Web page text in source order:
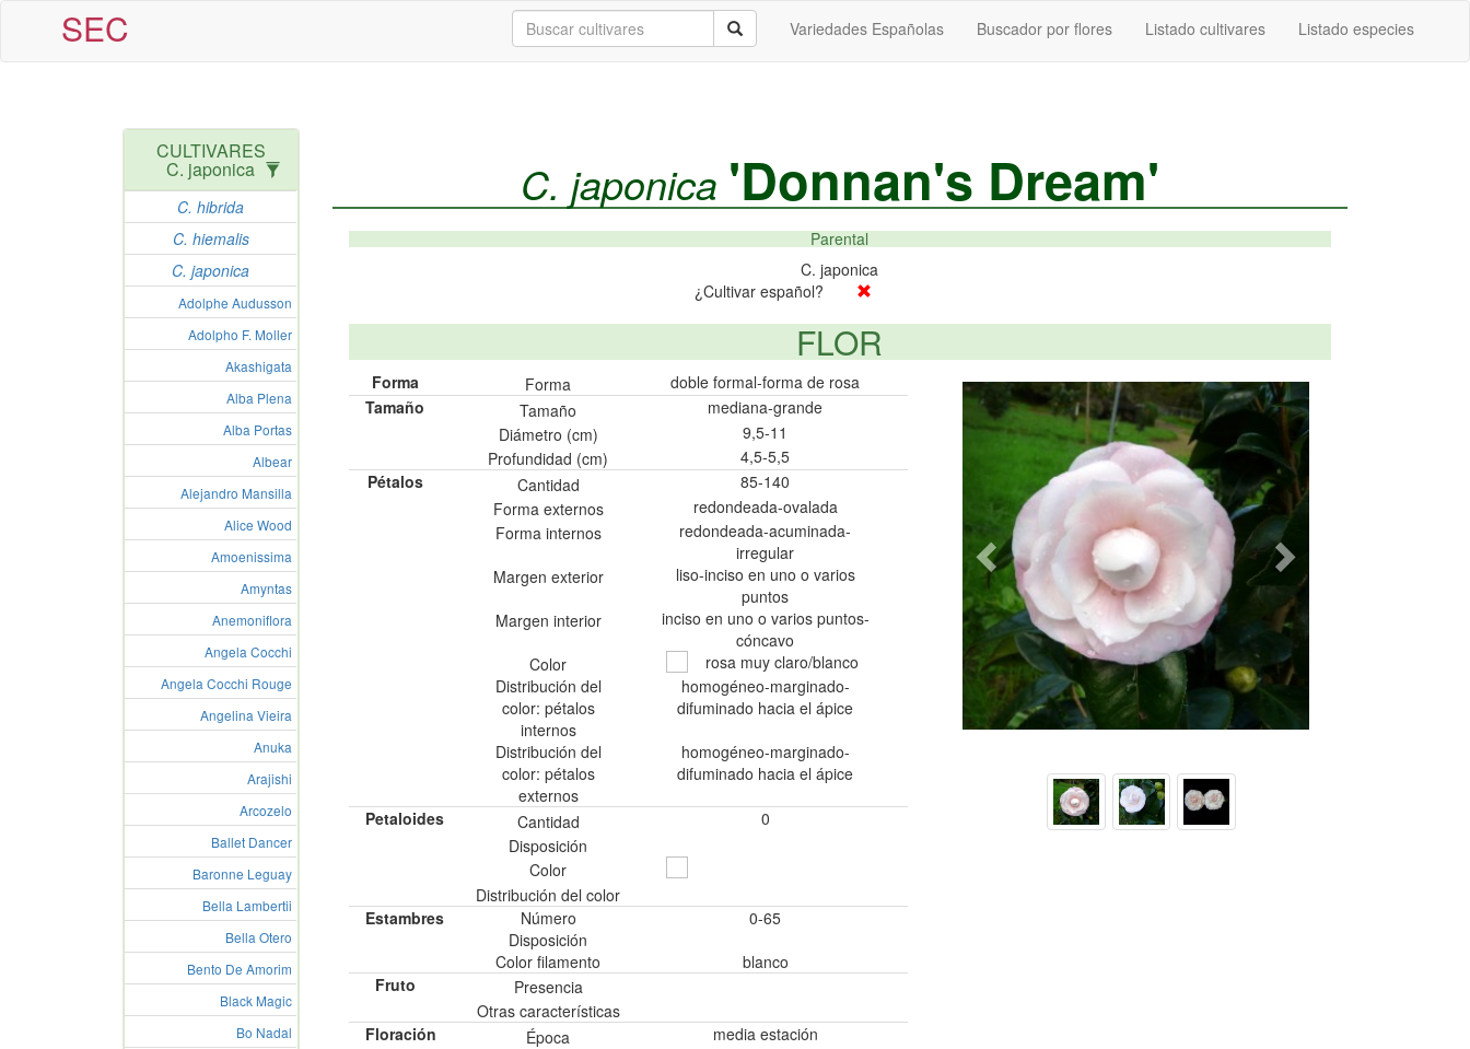
SEC Listado especies
Listado cultivares
Buscador por flores
Variedades Españolas
CULTIVARES
C. japonica
C. hibrida
C. hiemalis
C. japonica
Adolphe Audusson
Adolpho F. Moller
Akashigata
Alba Plena
Alba Portas
Albear
Alejandro Mansilla
Alice Wood
Amoenissima
Amyntas
Anemoniflora
Angela Cocchi
Angela Cocchi Rouge
Angelina Vieira
Anuka
Arajishi
Arcozelo
Ballet Dancer
Baronne Leguay
Bella Lambertii
Bella Otero
Bento De Amorim
Black Magic
Bo Nadal
C. japonica 'Donnan's Dream'
Parental
C. japonica
¿Cultivar español?
FLOR
Forma Forma
doble formal-forma de rosa
Tamaño
Tamaño
mediana-grande
Diámetro (cm)
9,5-11
Profundidad (cm)
4,5-5,5
Pétalos
Cantidad
85-140
Forma externos
redondeada-ovalada
Forma internos
redondeada-acuminada-
irregular
Margen exterior
liso-inciso en uno o varios
puntos
Margen interior
inciso en uno o varios puntos-
cóncavo
Color
rosa muy claro/blanco
Distribución del
color: pétalos
internos
homogéneo-marginado-
difuminado hacia el ápice
Distribución del
color: pétalos
externos
homogéneo-marginado-
difuminado hacia el ápice
Petaloides Cantidad
0
Disposición
Color
Distribución del color
Estambres
Número
0-65
Disposición
Color filamento
blanco
Fruto
Presencia
Otras características
Floración
Época media estación